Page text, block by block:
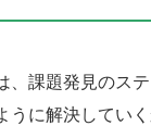
、課題発見のス
うに解決してい